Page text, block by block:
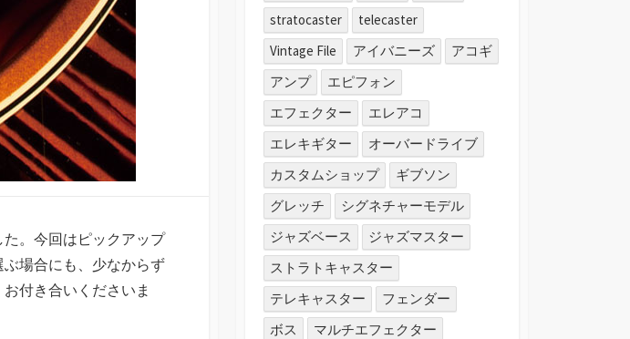
た。今回はピックアップ
場合にも、少なからず
付き合いくださいま
stratocaster
telecaster
Vintage File
アイバニーズ
アコギ
アンプ
エピフォン
エフェクター
エレアコ
エレキギター
オーバードライブ
カスタムショップ
ギブソン
グレッチ
シグネチャーモデル
ジャズベース
ジャズマスター
ストラトキャスター
テレキャスター
フェンダー
ボス
マルチエフェクター